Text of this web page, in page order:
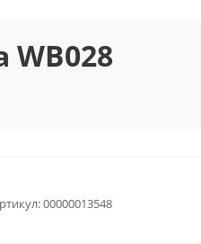
00000013548